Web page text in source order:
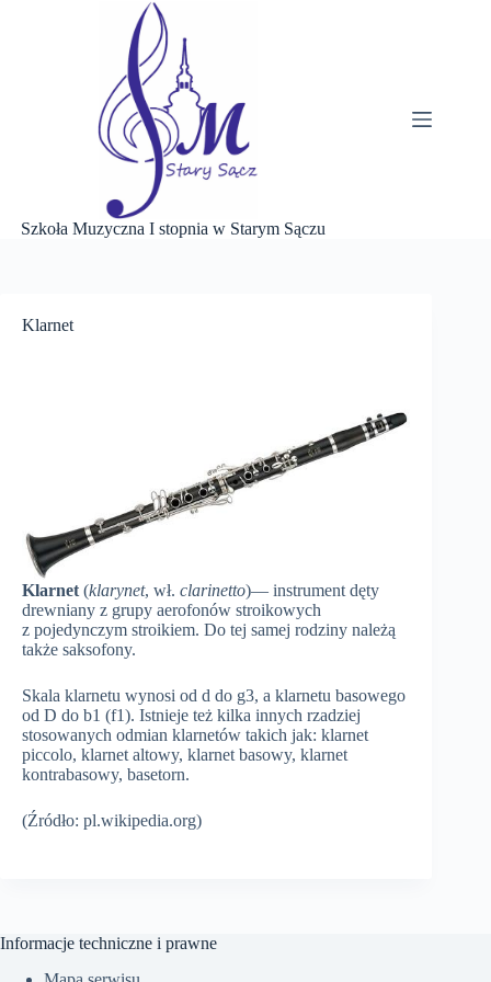
Szkoła Muzyczna I stopnia w Starym Sączu
Klarnet
Klarnet (klarynet, wł. clarinetto)— instrument dęty
drewniany z grupy aerofonów stroikowych
z pojedynczym stroikiem. Do tej samej rodziny należą
także saksofony.
Skala klarnetu wynosi od d do g3, a klarnetu basowego
od D do b1 (f1). Istnieje też kilka innych rzadziej
stosowanych odmian klarnetów takich jak: klarnet
piccolo, klarnet altowy, klarnet basowy, klarnet
kontrabasowy, basetorn.
(Źródło: pl.wikipedia.org)
Informacje techniczne i prawne